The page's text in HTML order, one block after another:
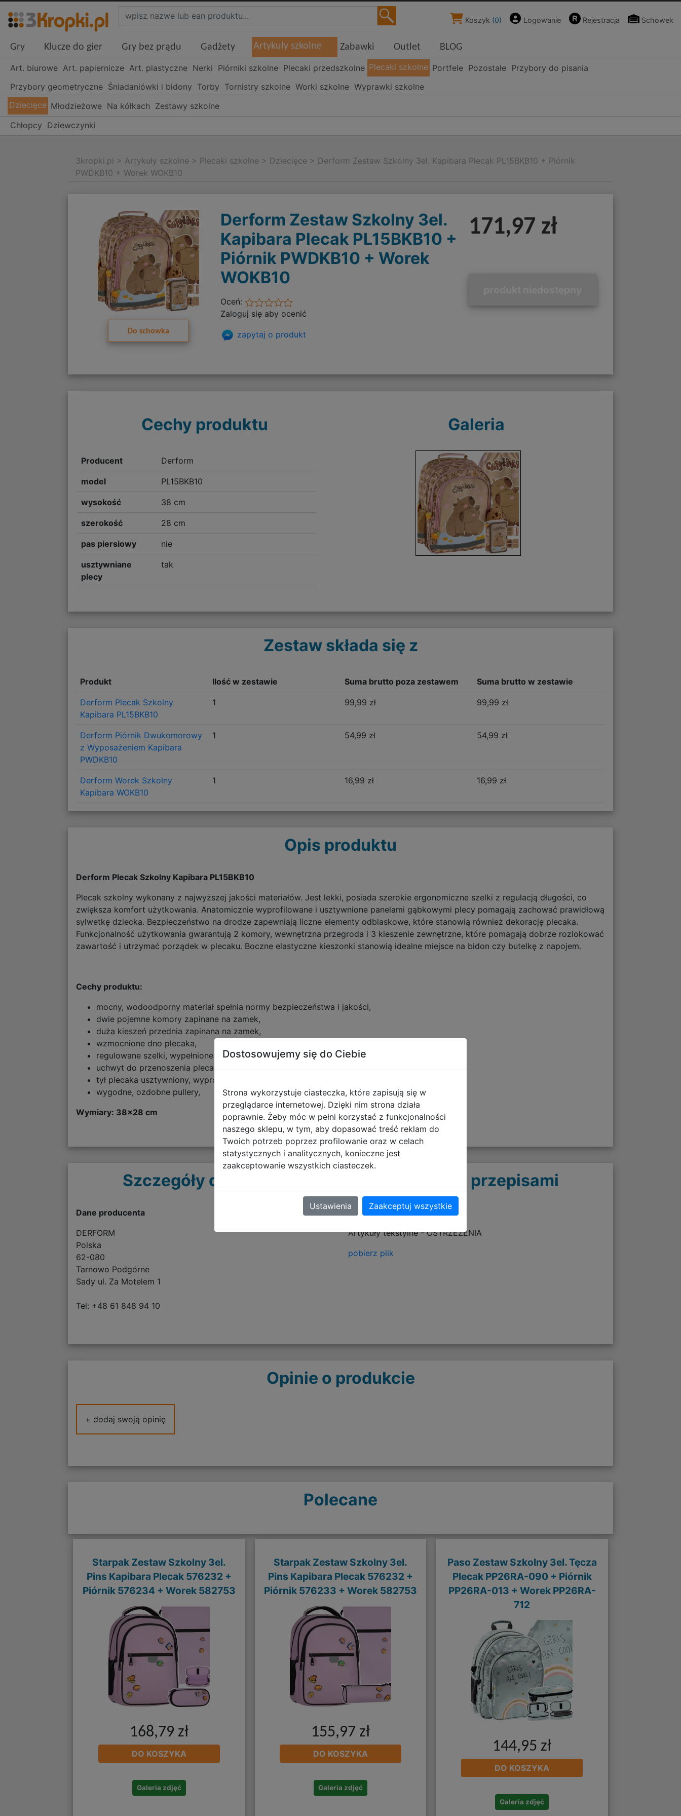
Koszyk (0) Logowanie Rejestracja Schowek
Gry Klucze do gier Gry bez prądu Gadżety Artykuły szkolne Zabawki Outlet BLOG
Art. biurowe Art. papiernicze Art. plastyczne Nerki Piórniki szkolne Plecaki przedszkolne Plecaki szkolne Portfele Pozostałe Przybory do pisania
Przybory geometryczne Śniadaniówki i bidony Torby Tornistry szkolne Worki szkolne Wyprawki szkolne
Dziecięce Młodzieżowe Na kółkach Zestawy szkolne
Chłopcy Dziewczynki
3kropki.pl > Artykuły szkolne > Plecaki szkolne > Dziecięce > Derform Zestaw Szkolny 3el. Kapibara Plecak PL15BKB10 + Piórnik
PWDKB10 + Worek WOKB10
Do schowka
Derform Zestaw Szkolny 3el.
Kapibara Plecak PL15BKB10 +
Piórnik PWDKB10 + Worek
WOKB10
Oceń:
Zaloguj się aby ocenić
zapytaj o produkt
171,97 zł
Cechy produktu
Producent Derform
model PL15BKB10
wysokość 38 cm
szerokość 28 cm
pas piersiowy nie
usztywniane
plecy
tak
Galeria
Zestaw składa się z
Produkt Ilość w zestawie Suma brutto poza zestawem Suma brutto w zestawie
Derform Plecak Szkolny
Kapibara PL15BKB10
1 99,99 zł 99,99 zł
Derform Piórnik Dwukomorowy
z Wyposażeniem Kapibara
PWDKB10
1 54,99 zł 54,99 zł
Derform Worek Szkolny
Kapibara WOKB10
1 16,99 zł 16,99 zł
Opis produktu
Derform Plecak Szkolny Kapibara PL15BKB10
Plecak szkolny wykonany z najwyższej jakości materiałów. Jest lekki, posiada szerokie ergonomiczne szelki z regulacją długości, co
zwiększa komfort użytkowania. Anatomicznie wyprofilowane i usztywnione panelami gąbkowymi plecy pomagają zachować prawidłową
sylwetkę dziecka. Bezpieczeństwo na drodze zapewniają liczne elementy odblaskowe, które stanowią również dekorację plecaka.
Funkcjonalność użytkowania gwarantują 2 komory, wewnętrzna przegroda i 3 kieszenie zewnętrzne, które pomagają dobrze rozlokować
zawartość i utrzymać porządek w plecaku. Boczne elastyczne kieszonki stanowią idealne miejsce na bidon czy butelkę z napojem.
Cechy produktu:
mocny, wodoodporny materiał spełnia normy bezpieczeństwa i jakości,
dwie pojemne komory zapinane na zamek,
duża kieszeń przednia zapinana na zamek,
wzmocnione dno plecaka,
regulowane szelki, wypełnione gąbką, zapewniają komfort w noszeniu,
uchwyt do przenoszenia plecaka,
tył plecaka usztywniony, wyprofilowany pokryty oddychającym materiałem,
wygodne, ozdobne pullery,
Wymiary: 38x28 cm
Szczegóły dotyczące zgodności produktu z przepisami
Dane producenta
DERFORM
Polska
62-080
Tarnowo Podgórne
Sady ul. Za Motelem 1
Tel: +48 61 848 94 10
Informacje o bezpieczeństwie
Artykuły tekstylne - OSTRZEŻENIA
pobierz plik
Opinie o produkcie
+ dodaj swoją opinię
Polecane
Starpak Zestaw Szkolny 3el.
Pins Kapibara Plecak 576232 +
Piórnik 576234 + Worek 582753
168,79 zł
DO KOSZYKA
Galeria zdjęć
Starpak Zestaw Szkolny 3el.
Pins Kapibara Plecak 576232 +
Piórnik 576233 + Worek 582753
155,97 zł
DO KOSZYKA
Galeria zdjęć
Paso Zestaw Szkolny 3el. Tęcza
Plecak PP26RA-090 + Piórnik
PP26RA-013 + Worek PP26RA-
712
144,95 zł
DO KOSZYKA
Galeria zdjęć
Dostosowujemy się do Ciebie
Strona wykorzystuje ciasteczka, które zapisują się w
przeglądarce internetowej. Dzięki nim strona działa
poprawnie. Żeby móc w pełni korzystać z funkcjonalności
naszego sklepu, w tym, aby dopasować treść reklam do
Twoich potrzeb poprzez profilowanie oraz w celach
statystycznych i analitycznych, konieczne jest
zaakceptowanie wszystkich ciasteczek.
Ustawienia Zaakceptuj wszystkie